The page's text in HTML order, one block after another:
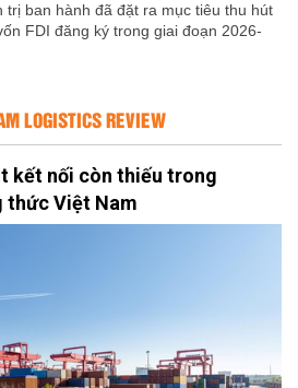
ban hành đã đặt ra mục tiêu thu hút
FDI đăng ký trong giai đoạn 2026-
LOGISTICS REVIEW
kết nối còn thiếu trong
thức Việt Nam